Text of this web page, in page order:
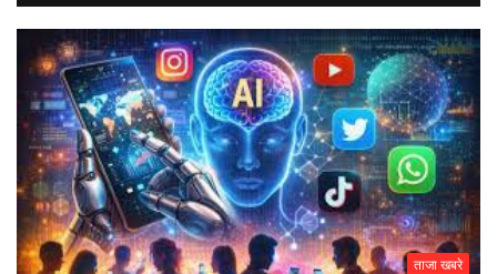
ताजा खबरे